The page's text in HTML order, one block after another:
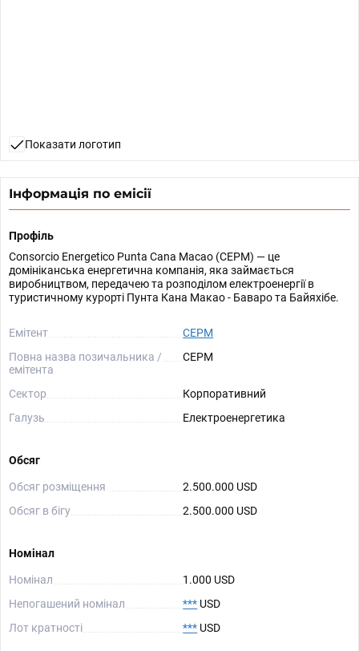
Показати логотип
Інформація по емісії
Профіль
Consorcio Energetico Punta Cana Macao (CEPM) — це
домініканська енергетична компанія, яка займається
виробництвом, передачею та розподілом електроенергії в
туристичному курорті Пунта Кана Макао - Баваро та Байяхібе.
Емітент
CEPM
Повна назва позичальника /
емітента
CEPM
Сектор
Корпоративний
Галузь
Електроенергетика
Обсяг
Обсяг розміщення
2.500.000 USD
Обсяг в бігу
2.500.000 USD
Номінал
Номінал
1.000 USD
Непогашений номінал
*** USD
Лот кратності
*** USD